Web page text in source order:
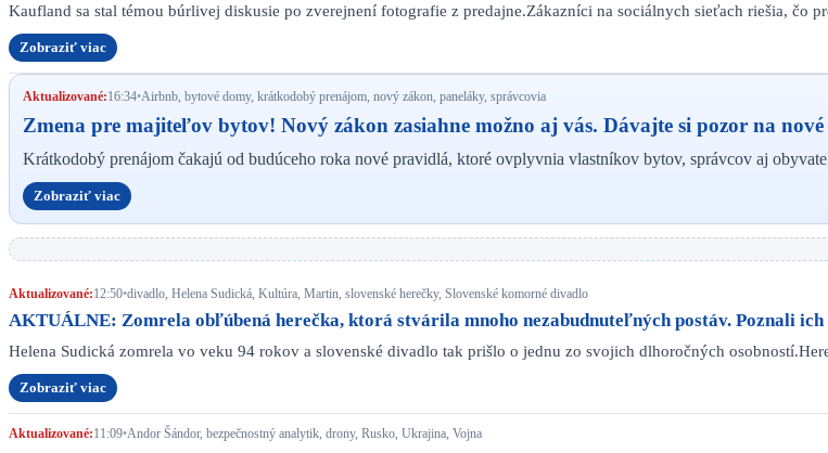
Kaufland sa stal témou búrlivej diskusie po zverejnení fotografie z predajne.Zákazníci na sociálnych sieťach riešia, čo
Zobraziť viac
Aktualizované:16:34•Airbnb, bytové domy, krátkodobý prenájom, nový zákon, paneláky, správcovia
Zmena pre majiteľov bytov! Nový zákon zasiahne možno aj vás. Dávajte si pozor na
Krátkodobý prenájom čakajú od budúceho roka nové pravidlá, ktoré ovplyvnia vlastníkov bytov, správcov aj
Zobraziť viac
Aktualizované:12:50•divadlo, Helena Sudická, Kultúra, Martin, slovenské herečky, Slovenské komorné divadlo
AKTUÁLNE: Zomrela obľúbená herečka, ktorá stvárila mnoho nezabudnuteľných postáv. Poznali ich
Helena Sudická zomrela vo veku 94 rokov a slovenské divadlo tak prišlo o jednu zo svojich dlhoročných
Zobraziť viac
Aktualizované:11:09•Andor Šándor, bezpečnostný analytik, drony, Rusko, Ukrajina, Vojna